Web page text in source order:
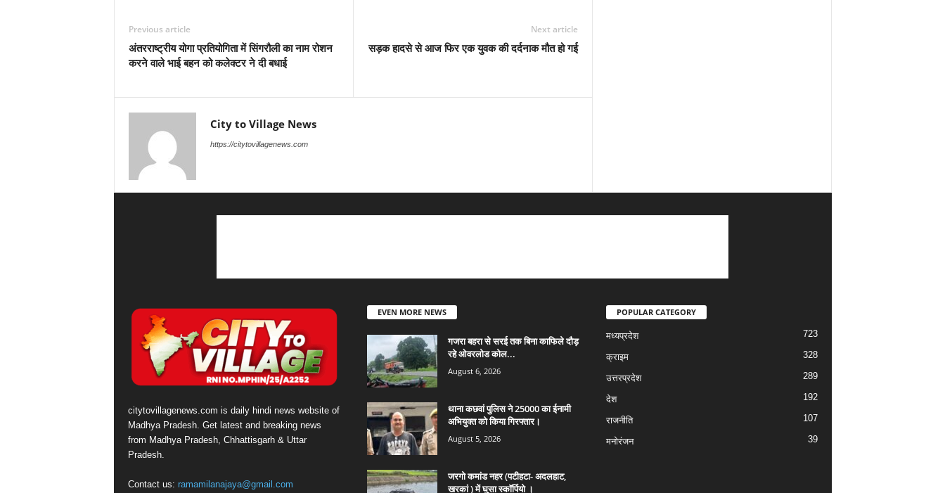
Previous article
अंतरराष्ट्रीय योगा प्रतियोगिता में सिंगरौली का नाम रोशन
करने वाले भाई बहन को कलेक्टर ने दी बधाई
Next article
सड़क हादसे से आज फिर एक युवक की दर्दनाक मौत हो गई
City to Village News
https://citytovillagenews.com
citytovillagenews.com is daily hindi news website of
Madhya Pradesh. Get latest and breaking news
from Madhya Pradesh, Chhattisgarh & Uttar
Pradesh.
Contact us: ramamilanajaya@gmail.com
EVEN MORE NEWS
गजरा बहरा से सरई तक बिना काफिले दौड़
रहे ओवरलोड कोल...
August 6, 2026
थाना कछवां पुलिस ने 25000 का ईनामी
अभियुक्त को किया गिरफ्तार।
August 5, 2026
जरगो कमांड नहर (पटीहटा- अदलहाट,
खरकां ) में घुसा स्कॉर्पियो ।
POPULAR CATEGORY
मध्यप्रदेश 723
क्राइम 328
उत्तरप्रदेश 289
देश 192
राजनीति 107
मनोरंजन 39